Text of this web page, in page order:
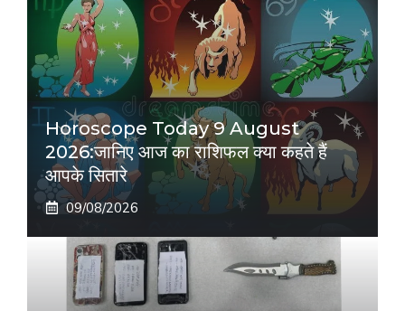
Horoscope Today 9 August
2026:जानिए आज का राशिफल क्या कहते हैं
आपके सितारे
09/08/2026